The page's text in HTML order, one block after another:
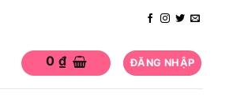
0 ₫ ĐĂNG NHẬP